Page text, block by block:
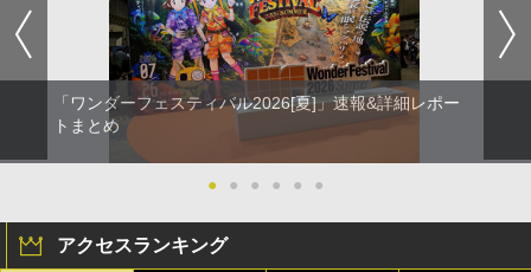
「ワンダーフェスティバル2026[夏]」速報&詳細レポー
トまとめ
● ● ● ● ● ●
アクセスランキング